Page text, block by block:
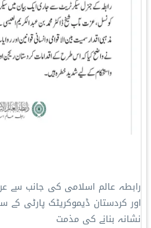
رابطہ عالم اسلامی کی جانب سے
اور کردستان ڈیموکریٹک پارٹی
نشانہ بنانے کی مذمت